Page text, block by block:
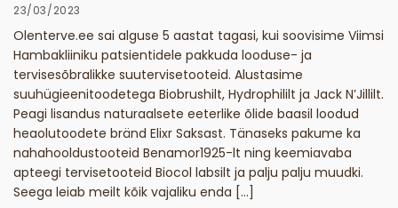
23/03/2023
Olenterve.ee sai alguse 5 aastat tagasi, kui soovisime Viimsi
Hambakliiniku patsientidele pakkuda looduse- ja
tervisesõbralikke suutervisetooteid. Alustasime
suuhügieenitoodetega Biobrushilt, Hydrophililt ja Jack N’Jillilt.
Peagi lisandus naturaalsete eeterlike õlide baasil loodud
heaolutoodete bränd Elixr Saksast. Tänaseks pakume ka
nahahooldustooteid Benamor1925-lt ning keemiavaba
apteegi tervisetooteid Biocol labsilt ja palju palju muudki.
Seega leiab meilt kõik vajaliku enda […]